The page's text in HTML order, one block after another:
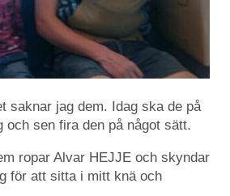
saknar jag dem. Idag ska de på
och sen fira den på något sätt.
ropar Alvar HEJJE och skyndar
för att sitta i mitt knä och